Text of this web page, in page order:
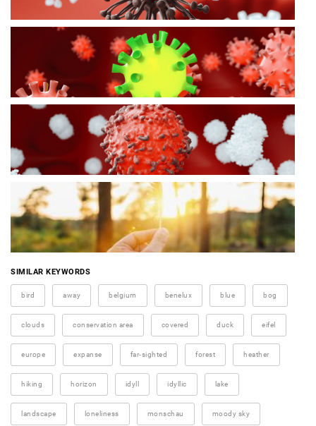
SIMILAR KEYWORDS
bird away belgium benelux blue bog
clouds conservation area covered duck eifel
europe expanse far-sighted forest heather
hiking horizon idyll idyllic lake
landscape loneliness monschau moody sky